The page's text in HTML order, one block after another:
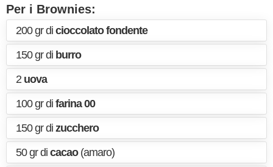
Per i Brownies:
200 gr di cioccolato fondente
150 gr di burro
2 uova
100 gr di farina 00
150 gr di zucchero
50 gr di cacao(amaro)